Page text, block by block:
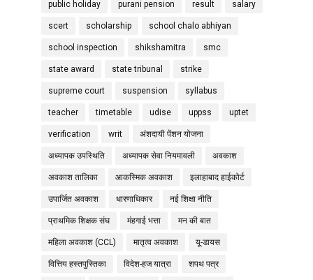
public holiday purani pension result salary
scert scholarship school chalo abhiyan
school inspection shikshamitra smc
state award state tribunal strike
supreme court suspension syllabus
teacher timetable udise uppss uptet
verification writ अंशदायी पेंशन योजना
अध्यापक उपस्थिति अध्यापक सेवा नियमावली अवकाश
अवकाश तालिका आकस्मिक अवकाश इलाहाबाद हाईकोर्ट
उपार्जित अवकाश धारणाधिकार नई शिक्षा नीति
प्राथमिक शिक्षक संघ मंहगाई भत्ता मन की बात
महिला अवकाश (CCL) मातृत्व अवकाश यू-डायस
वित्तिय हस्तपुस्तिका विदेश-हज यात्रा शपथ पत्र